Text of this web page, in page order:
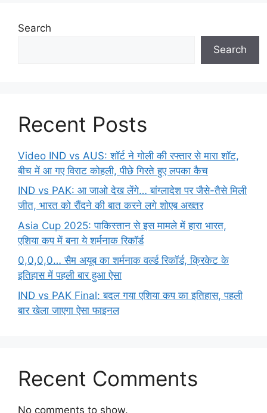
Search
Search
Recent Posts
Video IND vs AUS: शॉर्ट ने गोली की रफ्तार से मारा शॉट,
बीच में आ गए विराट कोहली, पीछे गिरते हुए लपका कैच
IND vs PAK: आ जाओ देख लेंगे… बांग्लादेश पर जैसे-तैसे मिली
जीत, भारत को रौंदने की बात करने लगे शोएब अख्तर
Asia Cup 2025: पाकिस्तान से इस मामले में हारा भारत,
एशिया कप में बना ये शर्मनाक रिकॉर्ड
0,0,0,0… सैम अयूब का शर्मनाक वर्ल्ड रिकॉर्ड, क्रिकेट के
इतिहास में पहली बार हुआ ऐसा
IND vs PAK Final: बदल गया एशिया कप का इतिहास, पहली
बार खेला जाएगा ऐसा फाइनल
Recent Comments
No comments to show.